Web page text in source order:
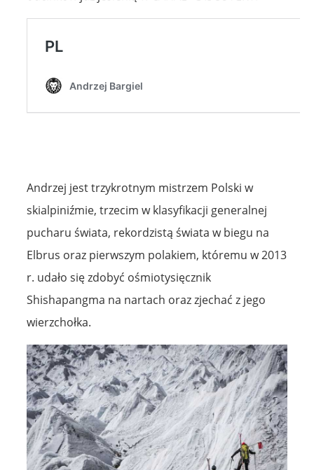
Andrzej jest trzykrotnym mistrzem Polski w
skialpiniźmie, trzecim w klasyfikacji generalnej
pucharu świata, rekordzistą świata w biegu na
Elbrus oraz pierwszym polakiem, któremu w 2013
r. udało się zdobyć ośmiotysięcznik
Shishapangma na nartach oraz zjechać z jego
wierzchołka.